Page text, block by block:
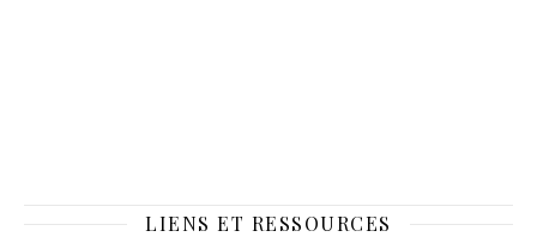
LIENS ET RESSOURCES